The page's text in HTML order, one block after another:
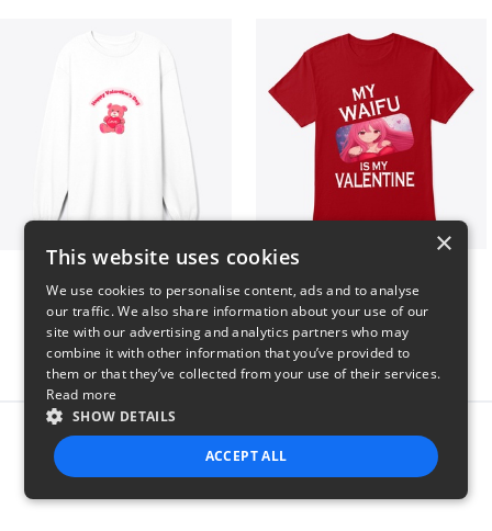
$37 $25
Report this product
×
This website uses cookies
We use cookies to personalise content, ads and to analyse
our traffic. We also share information about your use of our
site with our advertising and analytics partners who may
combine it with other information that you’ve provided to
them or that they’ve collected from your use of their services.
Read more
SHOW DETAILS
ACCEPT ALL
STRICTLY NECESSARY PERFORMANCE